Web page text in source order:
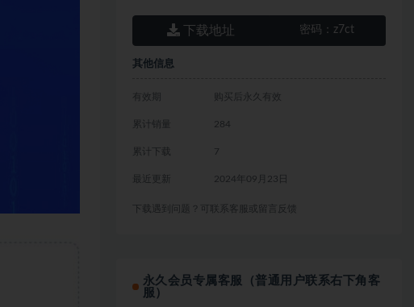
下载地址 密码： z7ct
其他信息
有效期 购买后永久有效
累计销量 284
累计下载 7
最近更新 2024年09月23日
下载遇到问题？可联系客服或留言反馈
永久会员专属客服（普通用户联系右下角客
服）